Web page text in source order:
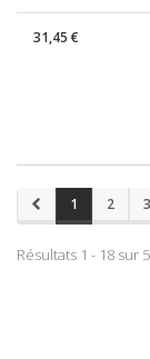
31,45 €
1 2 3
Résultats 1 - 18 sur